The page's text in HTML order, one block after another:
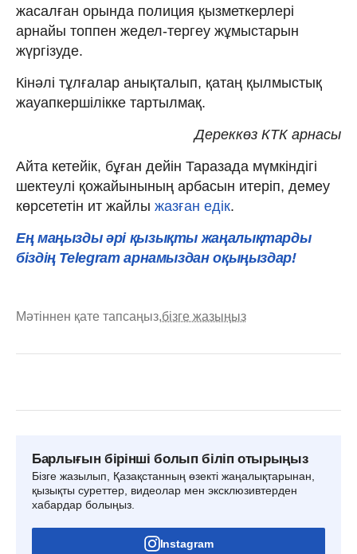
жасалған орында полиция қызметкерлері
арнайы топпен жедел-тергеу жұмыстарын
жүргізуде.
Кінәлі тұлғалар анықталып, қатаң қылмыстық
жауапкершілікке тартылмақ.
Дереккөз КТК арнасы
Айта кетейік, бұған дейін Таразада мүмкіндігі
шектеулі қожайынының арбасын итеріп, демеу
көрсететін ит жайлы жазған едік.
Ең маңызды әрі қызықты жаңалықтарды
біздің Telegram арнамыздан оқыңыздар!
Мәтіннен қате тапсаңыз,бізге жазыңыз
Барлығын бірінші болып біліп отырыңыз
Бізге жазылып, Қазақстанның өзекті жаңалықтарынан,
қызықты суреттер, видеолар мен эксклюзивтерден
хабардар болыңыз.
Instagram